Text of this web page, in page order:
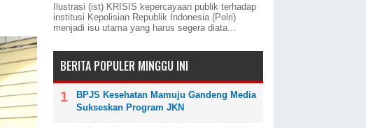
Ilustrasi (ist) KRISIS kepercayaan publik terhadap
institusi Kepolisian Republik Indonesia (Polri)
menjadi isu utama yang harus segera diata...
BERITA POPULER MINGGU INI
BPJS Kesehatan Mamuju Gandeng Media
Sukseskan Program JKN